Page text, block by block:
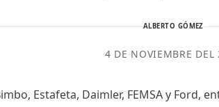
ALBERTO GÓMEZ
4 DE NOVIEMBRE DEL
Estafeta, Daimler, FEMSA y Ford,